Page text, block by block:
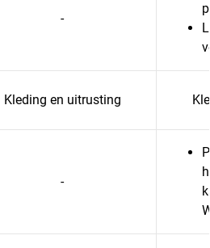
-
Kleding en uitrusting
-